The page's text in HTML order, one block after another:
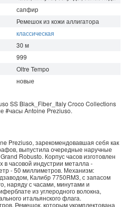
сапфир
Ремешок из кожи аллигатора
классическая
30 м
999
Oltre Tempo
новые
SS Black_Fiber_Italy Croco Collections
#часы Antoine Preziuso.
Preziuso, зарекомендовавшая себя как
выпустила очередные наручные
Robusto. Корпус часов изготовлен
в часовой индустрии металла -
- 50 миллиметров. Механизм:
Калибр 7750RM3, с запасом
наряду с часами, минутами и
из углеродного волокна,
итальянского флага.
Ремешок, которым укомплектована